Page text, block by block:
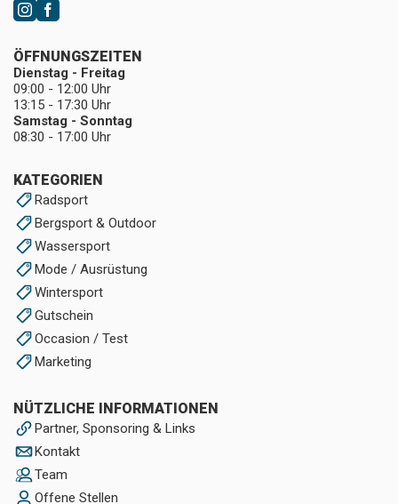
KATEGORIEN
Radsport
Bergsport & Outdoor
Wassersport
Mode / Ausrüstung
Wintersport
Gutschein
Occasion / Test
Marketing
NÜTZLICHE INFORMATIONEN
Partner, Sponsoring & Links
Kontakt
Team
Offene Stellen
ÖFFNUNGSZEITEN
Dienstag - Freitag
09:00 - 12:00 Uhr
13:15 - 17:30 Uhr
Samstag - Sonntag
08:30 - 17:00 Uhr